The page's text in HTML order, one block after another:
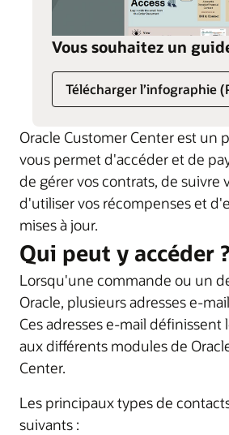
Vous souhaitez un
Télécharger l’infographie
Oracle Customer Center est un
vous permet d'accéder et de
de gérer vos contrats, de suivre
d'utiliser vos récompenses et
mises à jour.
Qui peut y accéder ?
Lorsqu'une commande ou un
Oracle, plusieurs adresses e-
Ces adresses e-mail définissent
aux différents modules de
Center.
Les principaux types de
suivants :